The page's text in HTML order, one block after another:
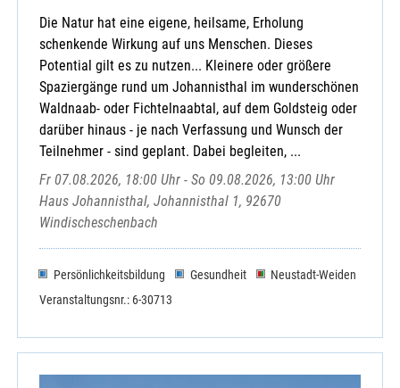
Die Natur hat eine eigene, heilsame, Erholung
schenkende Wirkung auf uns Menschen. Dieses
Potential gilt es zu nutzen... Kleinere oder größere
Spaziergänge rund um Johannisthal im wunderschönen
Waldnaab- oder Fichtelnaabtal, auf dem Goldsteig oder
darüber hinaus - je nach Verfassung und Wunsch der
Teilnehmer - sind geplant. Dabei begleiten, ...
Fr 07.08.2026, 18:00 Uhr - So 09.08.2026, 13:00 Uhr
Haus Johannisthal, Johannisthal 1, 92670
Windischeschenbach
Persönlichkeitsbildung Gesundheit
Neustadt-Weiden
Veranstaltungsnr.: 6-30713